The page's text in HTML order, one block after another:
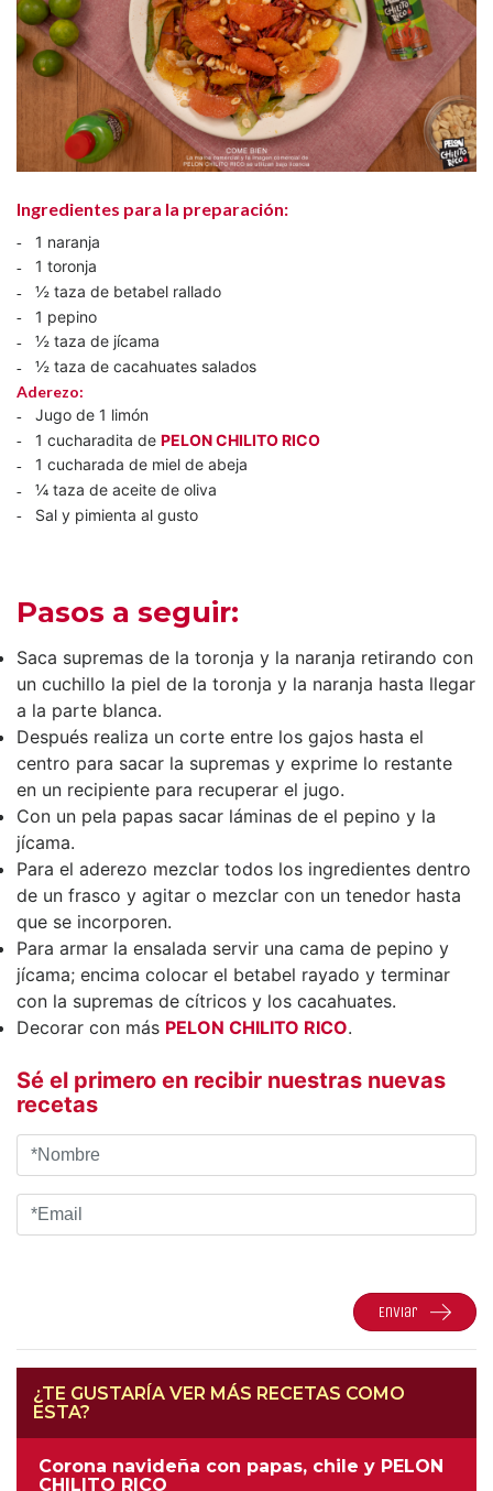
Ingredientes para la preparación:
1 naranja
1 toronja
½ taza de betabel rallado
1 pepino
½ taza de jícama
½ taza de cacahuates salados
Aderezo:
Jugo de 1 limón
1 cucharadita de PELON CHILITO RICO
1 cucharada de miel de abeja
¼ taza de aceite de oliva
Sal y pimienta al gusto
Pasos a seguir:
Saca supremas de la toronja y la naranja retirando con
un cuchillo la piel de la toronja y la naranja hasta llegar
a la parte blanca.
Después realiza un corte entre los gajos hasta el
centro para sacar la supremas y exprime lo restante
en un recipiente para recuperar el jugo.
Con un pela papas sacar láminas de el pepino y la
jícama.
Para el aderezo mezclar todos los ingredientes dentro
de un frasco y agitar o mezclar con un tenedor hasta
que se incorporen.
Para armar la ensalada servir una cama de pepino y
jícama; encima colocar el betabel rayado y terminar
con la supremas de cítricos y los cacahuates.
Decorar con más PELON CHILITO RICO.
Sé el primero en recibir nuestras nuevas
recetas
Enviar
¿TE GUSTARÍA VER MÁS RECETAS COMO
ESTA?
Corona navideña con papas, chile y PELON
CHILITO RICO